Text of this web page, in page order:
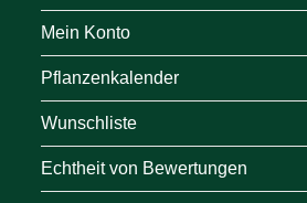
Mein Konto
Pflanzenkalender
Wunschliste
Echtheit von Bewertungen